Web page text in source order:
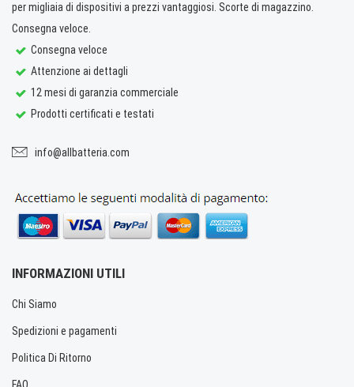
per migliaia di dispositivi a prezzi vantaggiosi. Scorte di magazzino.
Consegna veloce.
Consegna veloce
Attenzione ai dettagli
12 mesi di garanzia commerciale
Prodotti certificati e testati
info@allbatteria.com
INFORMAZIONI UTILI
Chi Siamo
Spedizioni e pagamenti
Politica Di Ritorno